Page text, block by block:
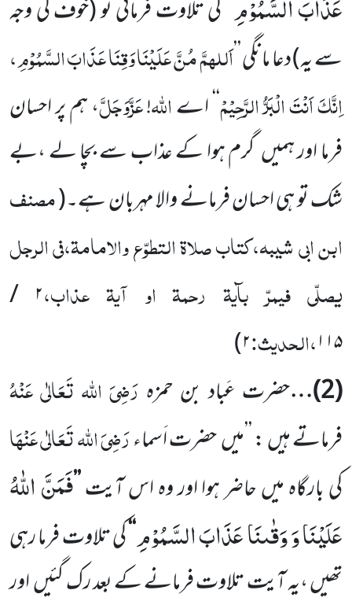
‘‘کی تلاوت فرمائی تو(خوف کی وجہ
سے یہ)دعا مانگی’’اَللہمَّمُنَّعَلَیْنَا وَقِنَا عَذَابَ السَّمُوْمِ ،
اِنَّکَ اَنْتَ الْبَرُّ الرَّحِیْمْ‘‘اےاللہ!عَزَّوَجَلَّ، ہم پر احسان
فرما اور ہمیںگرم ہوا کے عذاب سے بچا لے ،بے
شک تو ہی احسان فرمانے والا مہربان ہے۔(مصنف
ابن ابی شیبہ،کتاب صلاۃ التطوّع والامامۃ،فی الرجل
یصلّی فیمرّ بآیۃ رحمۃ او آیۃ عذاب،۲ /
۱۱۵،الحدیث:۲)
(
2
)…حضرت عَباد بن حمزہ رَضِیَ اللہ تَعَالٰی عَنْہُ
فرماتے ہیں : ’’میںحضرت اَسماءرَضِیَ اللہ تَعَالٰی عَنْہَا
کی بارگاہ میں حاضرہوا اور وہ اس آیت’’فَمَنَّ اللّٰهُ
عَلَیْنَا وَ وَقٰىنَا عَذَابَ السَّمُوْمِ‘‘کی تلاوت فرما رہی
تھیں ،یہ آیت تلاوت فرمانےکے بعد رک گئیںاور